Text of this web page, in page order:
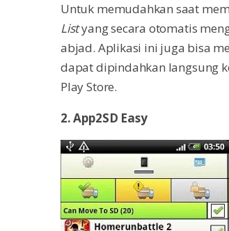
Untuk memudahkan saat
Listyang secara otomatis
abjad. Aplikasi ini juga bisa
dapat dipindahkan langsung
Play Store.
2. App2SD Easy